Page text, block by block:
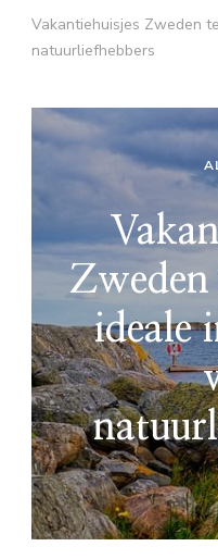
Vakantiehuisjes Zweden
natuurliefhebbers
ideale